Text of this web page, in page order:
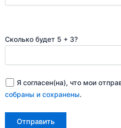
Сколько будет 5 + 3?
Я согласен(на), что мои
собраны и сохранены.